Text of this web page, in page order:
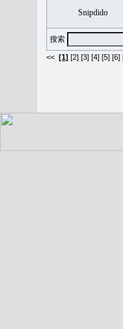
Snipdido
搜索
<< [1] [2] [3] [4] [5] [6]